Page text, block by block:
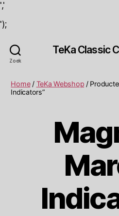
','
');
Zoek
TeKa Classic
Home/ TeKa Webshop /
Indicators”